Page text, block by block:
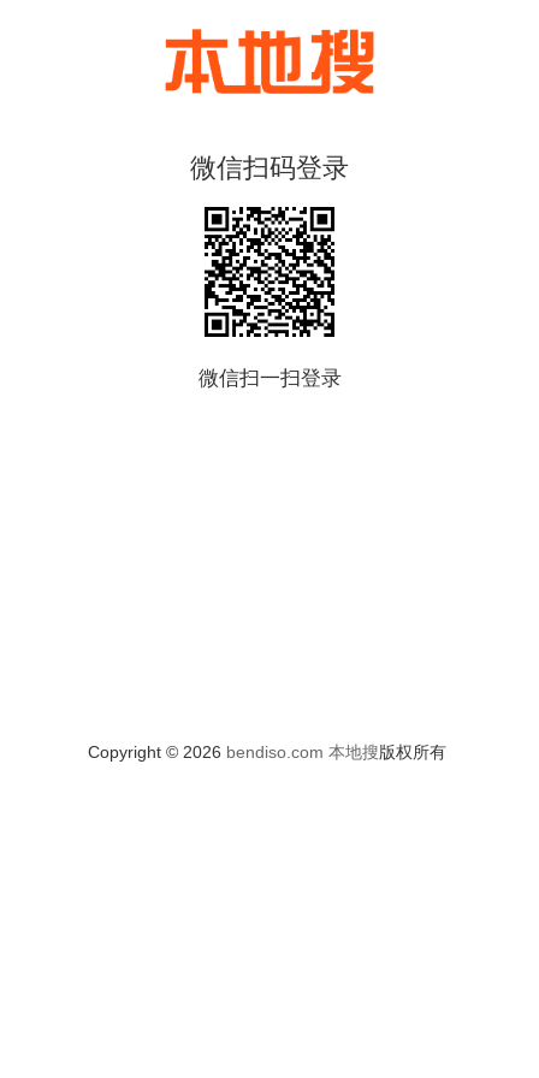
微信扫码登录
微信扫一扫登录
Copyright © 2026 bendiso.com 本地搜版权所有